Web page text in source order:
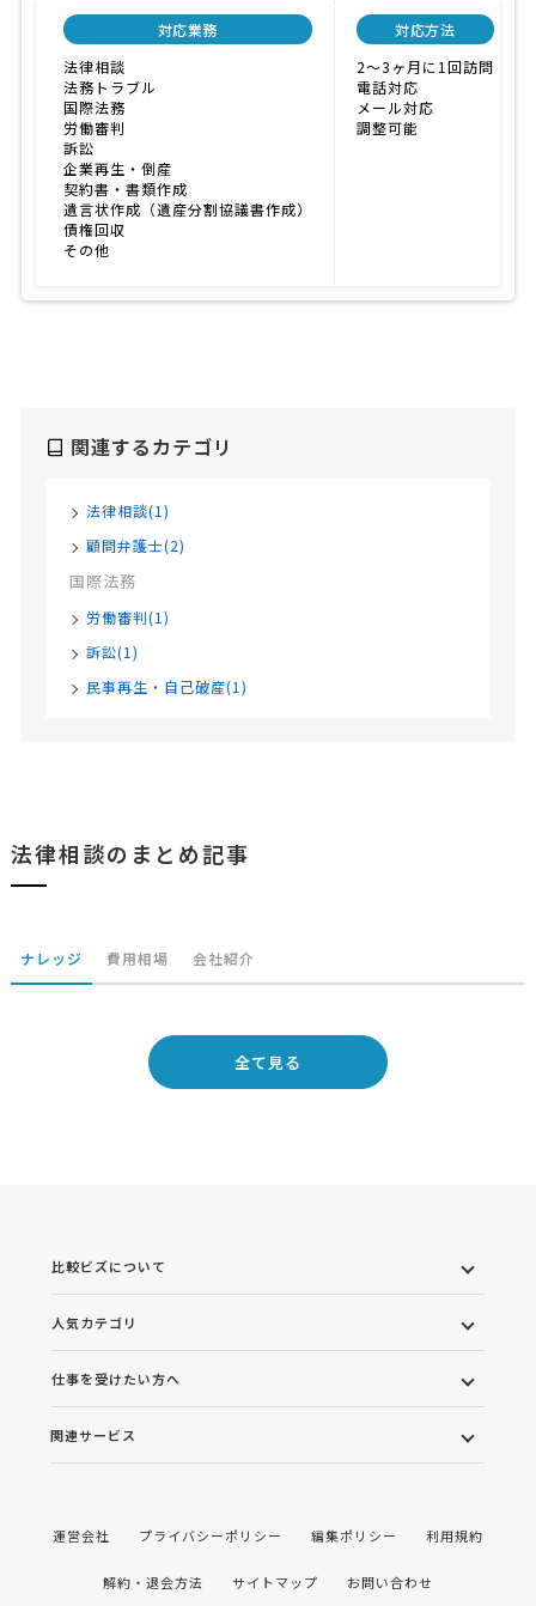
対応業務
法律相談
法務トラブル
国際法務
労働審判
訴訟
企業再生・倒産
契約書・書類作成
遺言状作成（遺産分割協議書作成）
債権回収
その他
対応方法
2〜3ヶ月に1回訪問
電話対応
メール対応
調整可能
関連するカテゴリ
法律相談(1)
顧問弁護士(2)
国際法務
労働審判(1)
訴訟(1)
民事再生・自己破産(1)
法律相談のまとめ記事
ナレッジ 費用相場 会社紹介
全て見る
比較ビズについて
人気カテゴリ
仕事を受けたい方へ
関連サービス
運営会社 プライバシーポリシー 編集ポリシー 利用規約
解約・退会方法 サイトマップ お問い合わせ